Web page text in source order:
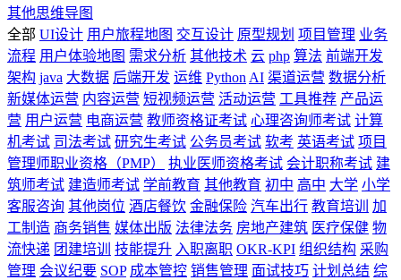
其他思维导图
全部 UI设计 用户旅程地图 交互设计 原型规划 项目管理 业务
流程 用户体验地图 需求分析 其他技术 云 php 算法 前端开发
架构 java 大数据 后端开发 运维 Python AI 渠道运营 数据分析
新媒体运营 内容运营 短视频运营 活动运营 工具推荐 产品运
营 用户运营 电商运营 教师资格证考试 心理咨询师考试 计算
机考试 司法考试 研究生考试 公务员考试 软考 英语考试 项目
管理师职业资格（PMP）
执业医师资格考试 会计职称考试 建
筑师考试 建造师考试 学前教育 其他教育 初中 高中 大学 小学
客服咨询 其他岗位 酒店餐饮 金融保险 汽车出行 教育培训
加
工制造 商务销售 媒体出版 法律法务 房地产建筑 医疗保健 物
流快递 团建培训 技能提升 入职离职 OKR-KPI 组织结构 采购
管理 会议纪要 SOP 成本管控 销售管理 面试技巧 计划总结 综